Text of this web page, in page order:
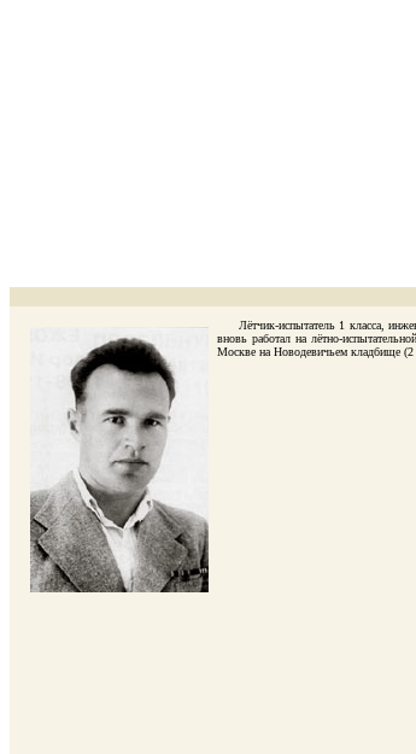
Лётчик-испытатель 1 класса,
вновь работал на лётно-
Москве на Новодевичьем кладбище